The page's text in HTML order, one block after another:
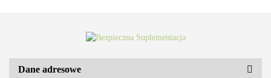
Dane adresowe